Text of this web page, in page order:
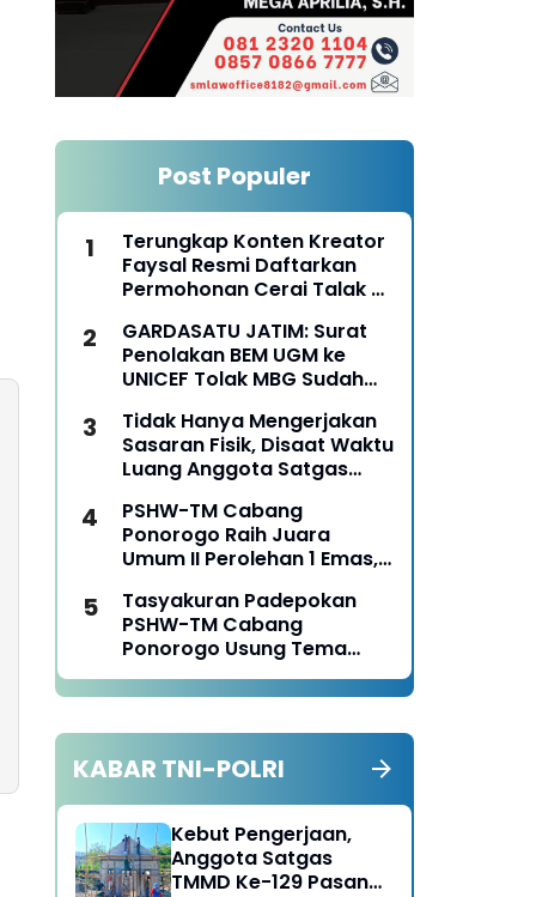
Post Populer
Terungkap Konten Kreator
Faysal Resmi Daftarkan
Permohonan Cerai Talak Di
Ponorogo
GARDASATU JATIM: Surat
Penolakan BEM UGM ke
UNICEF Tolak MBG Sudah
Tidak Hanya Mengerjakan
Sasaran Fisik, Disaat Waktu
Luang Anggota Satgas
Tangan Bantu Warga
Panen Jagung
PSHW-TM Cabang
Ponorogo Raih Juara
Umum II Perolehan 1 Emas,
pada Kejurkab IPSI
Ponorogo Tahun 2026
Tasyakuran Padepokan
PSHW-TM Cabang
Ponorogo Usung Tema
Bersatu dalam
Persaudaraan, Berkarya
Tanggungjawab
KABAR TNI-POLRI
Kebut Pengerjaan,
Anggota Satgas
TMMD Ke-129 Pasang